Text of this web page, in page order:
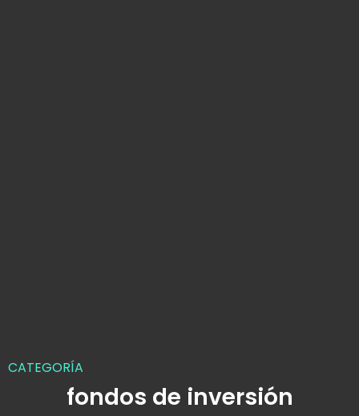
CATEGORÍA
fondos de inversión